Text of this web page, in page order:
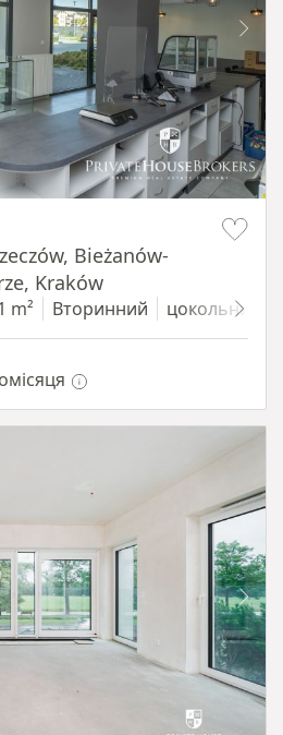
Bieżanów-
Kraków
m² Вторинний цокольний